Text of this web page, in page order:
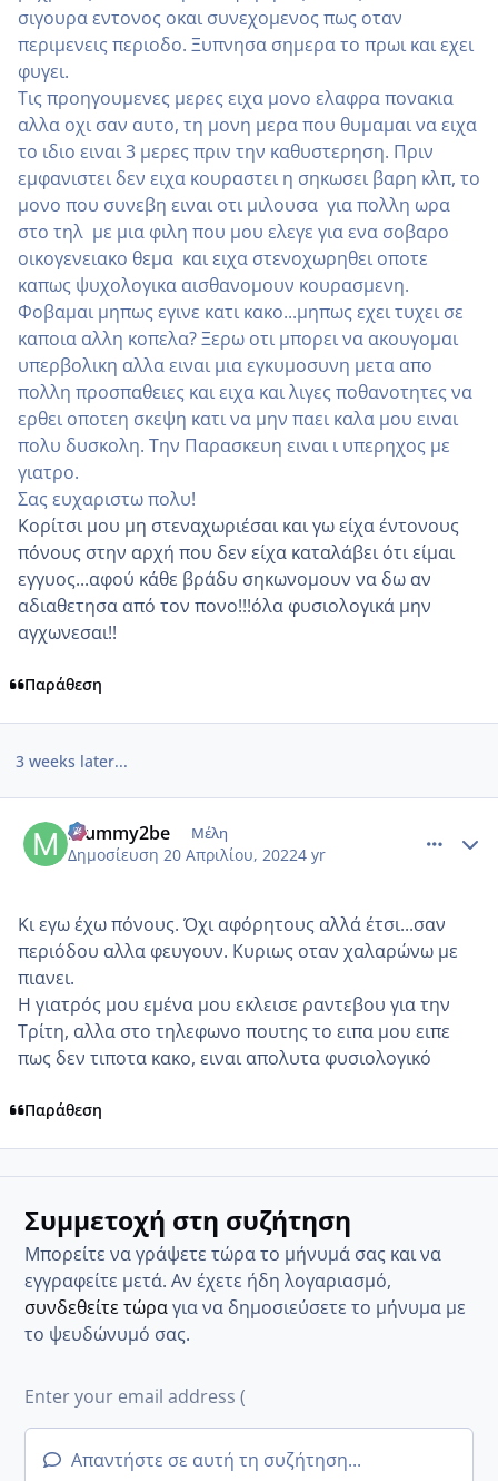
σιγουρα εντονος οκαι συνεχομενος πως οταν
περιμενεις περιοδο. Ξυπνησα σημερα το πρωι και εχει
φυγει.
Τις προηγουμενες μερες ειχα μονο ελαφρα πονακια
αλλα οχι σαν αυτο, τη μονη μερα που θυμαμαι να ειχα
το ιδιο ειναι 3 μερες πριν την καθυστερηση. Πριν
εμφανιστει δεν ειχα κουραστει η σηκωσει βαρη κλπ, το
μονο που συνεβη ειναι οτι μιλουσα για πολλη ωρα
στο τηλ με μια φιλη που μου ελεγε για ενα σοβαρο
οικογενειακο θεμα και ειχα στενοχωρηθει οποτε
καπως ψυχολογικα αισθανομουν κουρασμενη.
Φοβαμαι μηπως εγινε κατι κακο...μηπως εχει τυχει σε
καποια αλλη κοπελα? Ξερω οτι μπορει να ακουγομαι
υπερβολικη αλλα ειναι μια εγκυμοσυνη μετα απο
πολλη προσπαθειες και ειχα και λιγες ποθανοτητες να
ερθει οποτεη σκεψη κατι να μην παει καλα μου ειναι
πολυ δυσκολη. Την Παρασκευη ειναι ι υπερηχος με
γιατρο.
Σας ευχαριστω πολυ!
Κορίτσι μου μη στεναχωριέσαι και γω είχα έντονους
πόνους στην αρχή που δεν είχα καταλάβει ότι είμαι
εγγυος...αφού κάθε βράδυ σηκωνομουν να δω αν
αδιαθετησα από τον πονο!!!όλα φυσιολογικά μην
αγχωνεσαι!!
Παράθεση
3 weeks later...
Mummy2be Μέλη
Δημοσίευση 20 Απριλίου, 20224 yr
Κι εγω έχω πόνους. Όχι αφόρητους αλλά έτσι...σαν
περιόδου αλλα φευγουν. Κυριως οταν χαλαρώνω με
πιανει.
Η γιατρός μου εμένα μου εκλεισε ραντεβου για την
Τρίτη, αλλα στο τηλεφωνο πουτης το ειπα μου ειπε
πως δεν τιποτα κακο, ειναι απολυτα φυσιολογικό
Παράθεση
Συμμετοχή στη συζήτηση
Μπορείτε να γράψετε τώρα το μήνυμά σας και να
εγγραφείτε μετά. Αν έχετε ήδη λογαριασμό,
συνδεθείτε τώραγια να δημοσιεύσετε το μήνυμα με
το ψευδώνυμό σας.
Απαντήστε σε αυτή τη συζήτηση...